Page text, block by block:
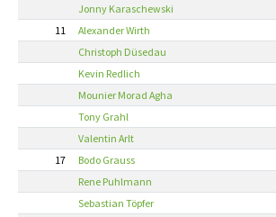
Jonny Karaschewski
11
Alexander Wirth
Christoph Düsedau
Kevin Redlich
Mounier Morad Agha
Tony Grahl
Valentin Arlt
17
Bodo Grauss
Rene Puhlmann
Sebastian Töpfer